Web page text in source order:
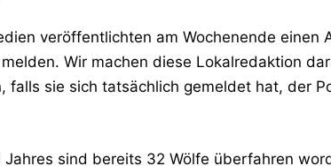
veröffentlichten am Wochenende einen
Wir machen diese Lokalredaktion
falls sie sich tatsächlich gemeldet hat, der
Jahres sind bereits 32 Wölfe überfahren